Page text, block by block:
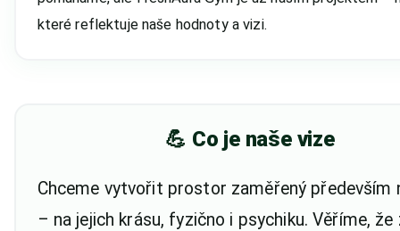
které reflektuje naše hodnoty a vizi.
💪 Co je naše vize
Chceme vytvořit prostor zaměřený především
– na jejich krásu, fyzično i psychiku. Věříme, že